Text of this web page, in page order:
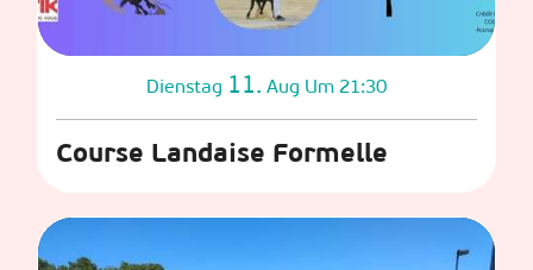
Dienstag 11. Aug Um 21:30
Course Landaise Formelle